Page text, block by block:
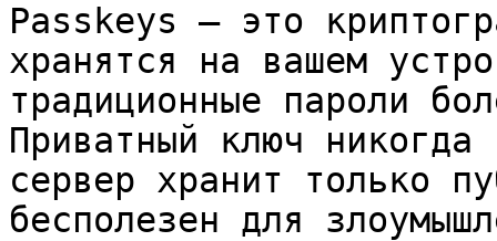
Passkeys — это
хранятся на вашем
традиционные пароли
Приватный ключ
сервер хранит только
бесполезен для